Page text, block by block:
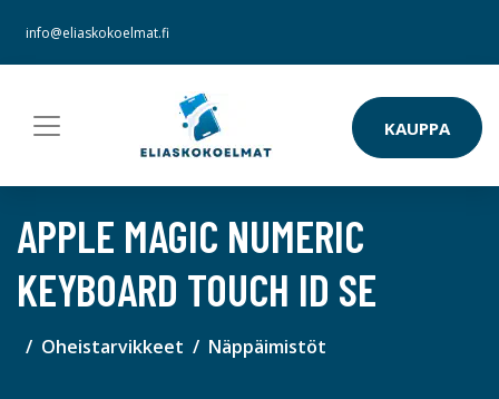
info@eliaskokoelmat.fi
KAUPPA
APPLE MAGIC NUMERIC
KEYBOARD TOUCH ID SE
Oheistarvikkeet Näppäimistöt